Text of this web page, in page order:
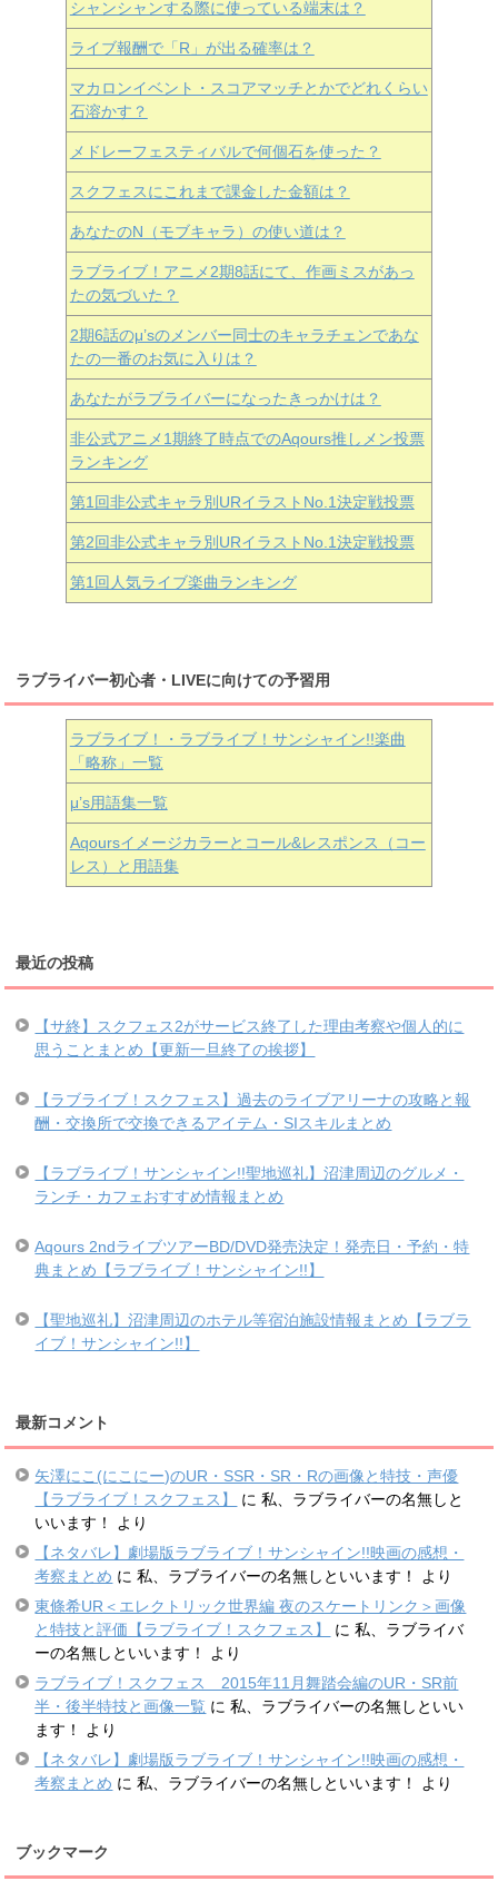
シャンシャンする際に使っている端末は？
ライブ報酬で「R」が出る確率は？
マカロンイベント・スコアマッチとかでどれくらい
石溶かす？
メドレーフェスティバルで何個石を使った？
スクフェスにこれまで課金した金額は？
あなたのN（モブキャラ）の使い道は？
ラブライブ！アニメ2期8話にて、作画ミスがあっ
たの気づいた？
2期6話のμ’sのメンバー同士のキャラチェンであな
たの一番のお気に入りは？
あなたがラブライバーになったきっかけは？
非公式アニメ1期終了時点でのAqours推しメン投票
ランキング
第1回非公式キャラ別URイラストNo.1決定戦投票
第2回非公式キャラ別URイラストNo.1決定戦投票
第1回人気ライブ楽曲ランキング
ラブライバー初心者・LIVEに向けての予習用
ラブライブ！・ラブライブ！サンシャイン!!楽曲
「略称」一覧
μ’s用語集一覧
Aqoursイメージカラーとコール&レスポンス（コー
レス）と用語集
最近の投稿
【サ終】スクフェス2がサービス終了した理由考察や個人的に
思うことまとめ【更新一旦終了の挨拶】
【ラブライブ！スクフェス】過去のライブアリーナの攻略と報
酬・交換所で交換できるアイテム・SIスキルまとめ
【ラブライブ！サンシャイン!!聖地巡礼】沼津周辺のグルメ・
ランチ・カフェおすすめ情報まとめ
Aqours 2ndライブツアーBD/DVD発売決定！発売日・予約・特
典まとめ【ラブライブ！サンシャイン!!】
【聖地巡礼】沼津周辺のホテル等宿泊施設情報まとめ【ラブラ
イブ！サンシャイン!!】
最新コメント
矢澤にこ(にこにー)のUR・SSR・SR・Rの画像と特技・声優
【ラブライブ！スクフェス】
に私、ラブライバーの名無しと
いいます！
より
【ネタバレ】劇場版ラブライブ！サンシャイン!!映画の感想・
考察まとめ に私、ラブライバーの名無しといいます！
より
東條希UR＜エレクトリック世界編 夜のスケートリンク＞画像
と特技と評価【ラブライブ！スクフェス】
に私、ラブライバ
ーの名無しといいます！
より
ラブライブ！スクフェス 2015年11月舞踏会編のUR・SR前
半・後半特技と画像一覧 に私、ラブライバーの名無しといい
ます！
より
【ネタバレ】劇場版ラブライブ！サンシャイン!!映画の感想・
考察まとめ に私、ラブライバーの名無しといいます！ より
ブックマーク